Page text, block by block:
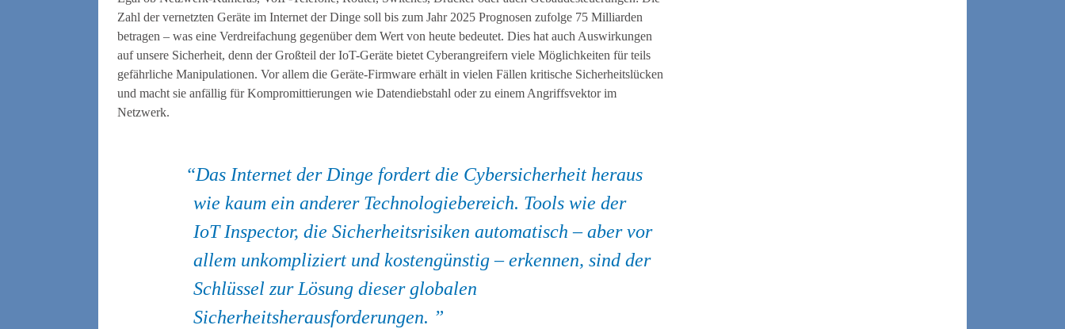
Zahl der vernetzten Geräte im Internet der Dinge soll bis zum Jahr 2025 Prognosen zufolge 75 Milliarden
betragen – was eine Verdreifachung gegenüber dem Wert von heute bedeutet. Dies hat auch Auswirkungen
auf unsere Sicherheit, denn der Großteil der IoT-Geräte bietet Cyberangreifern viele Möglichkeiten für teils
gefährliche Manipulationen. Vor allem die Geräte-Firmware erhält in vielen Fällen kritische Sicherheitslücken
und macht sie anfällig für Kompromittierungen wie Datendiebstahl oder zu einem Angriffsvektor im
Netzwerk.
Das Internet der Dinge fordert die Cybersicherheit heraus
wie kaum ein anderer Technologiebereich. Tools wie der
IoT Inspector, die Sicherheitsrisiken automatisch – aber vor
allem unkompliziert und kostengünstig – erkennen, sind der
Schlüssel zur Lösung dieser globalen
Sicherheitsherausforderungen.